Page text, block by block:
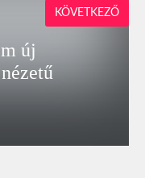
új
KÖVETKEZŐ